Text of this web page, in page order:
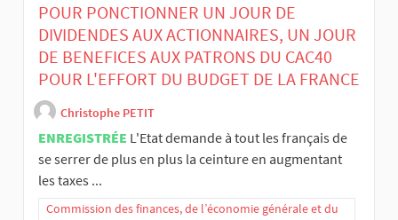
POUR PONCTIONNER UN JOUR DE
DIVIDENDES AUX ACTIONNAIRES, UN JOUR
DE BENEFICES AUX PATRONS DU CAC40
POUR L'EFFORT DU BUDGET DE LA FRANCE
Christophe PETIT
ENREGISTRÉE L'Etat demande à tout les français de
se serrer de plus en plus la ceinture en augmentant
les taxes ...
Commission des finances, de l’économie générale et du